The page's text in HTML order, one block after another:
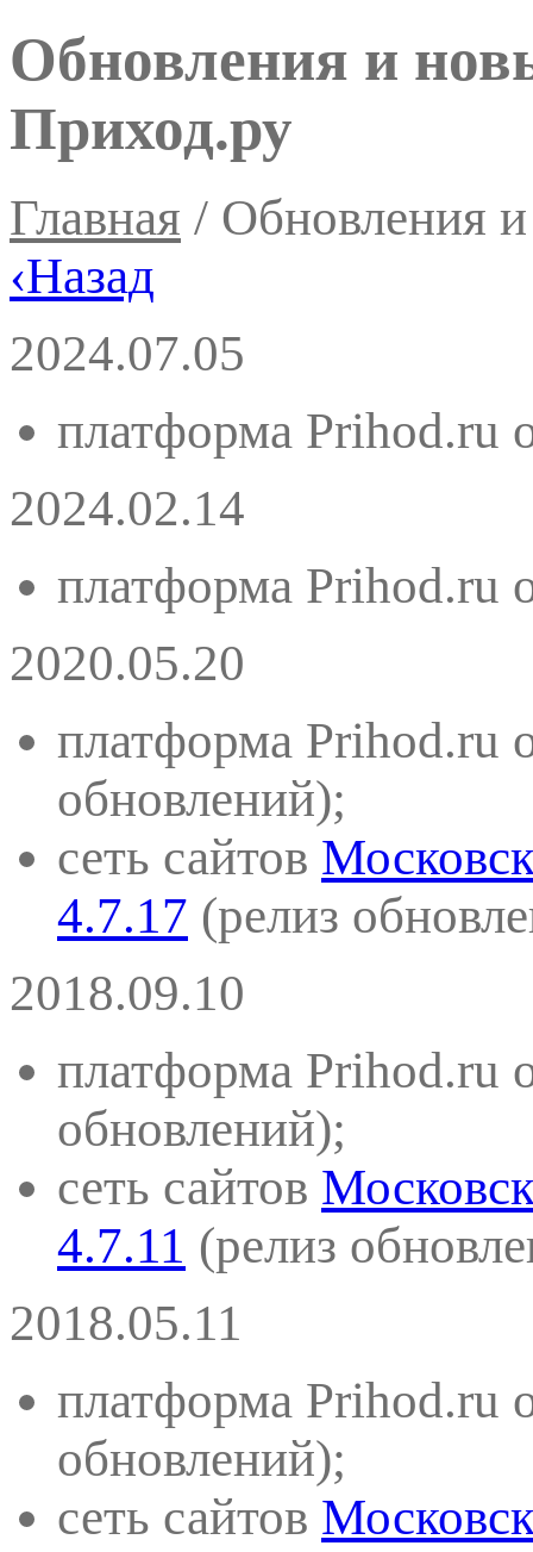
Обновления и
Приход.ру
Главная / Обновления
‹Назад
2024.07.05
платформа Prihod.ru
2024.02.14
платформа Prihod.ru
2020.05.20
платформа Prihod.ru
обновлений);
сеть сайтов
4.7.17 (релиз
2018.09.10
платформа Prihod.ru
обновлений);
сеть сайтов
4.7.11 (релиз
2018.05.11
платформа Prihod.ru
обновлений);
сеть сайтов